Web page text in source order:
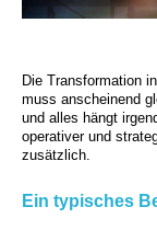
Die Transformation
muss anscheinend
und alles hängt
operativer und
zusätzlich.
Ein typisches